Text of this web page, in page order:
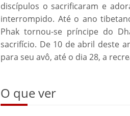
discípulos o sacrificaram e
interrompido. Até o ano
Phak tornou-se príncipe do
sacrifício. De 10 de abril deste
para seu avô, até o dia 28, a
O que ver